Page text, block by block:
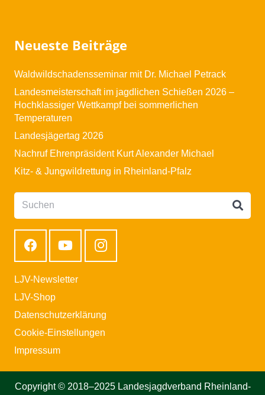
Neueste Beiträge
Waldwildschadensseminar mit Dr. Michael Petrack
Landesmeisterschaft im jagdlichen Schießen 2026 –
Hochklassiger Wettkampf bei sommerlichen
Temperaturen
Landesjägertag 2026
Nachruf Ehrenpräsident Kurt Alexander Michael
Kitz- & Jungwildrettung in Rheinland-Pfalz
LJV-Newsletter
LJV-Shop
Datenschutzerklärung
Cookie-Einstellungen
Impressum
Copyright © 2018–2025 Landesjagdverband Rheinland-